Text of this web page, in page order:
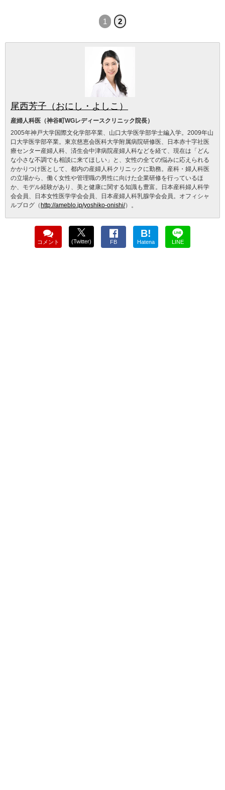
1 2
尾西芳子（おにし・よしこ）
産婦人科医（神谷町WGレディースクリニック院長）
2005年神戸大学国際文化学部卒業、山口大学医学部学士編入学。2009年山
口大学医学部卒業。東京慈恵会医科大学附属病院研修医、日本赤十字社医
療センター産婦人科、済生会中津病院産婦人科などを経て、現在は「どん
な小さな不調でも相談に来てほしい」と、女性の全ての悩みに応えられる
かかりつけ医として、都内の産婦人科クリニックに勤務。産科・婦人科医
の立場から、働く女性や管理職の男性に向けた企業研修を行っているほ
か、モデル経験があり、美と健康に関する知識も豊富。日本産科婦人科学
会会員、日本女性医学学会会員、日本産婦人科乳腺学会会員。オフィシャ
ルブログ（http://ameblo.jp/yoshiko-onishi/）。
コメント (Twitter) FB
B!
Hatena LINE